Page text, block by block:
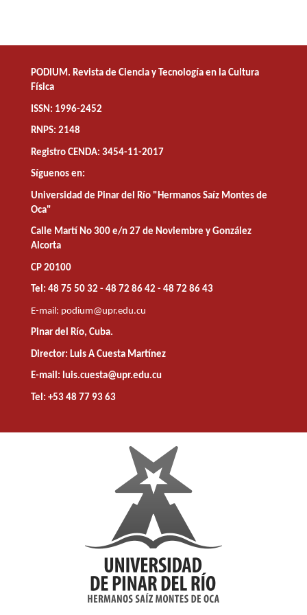
PODIUM. Revista de Ciencia y Tecnología en la Cultura
Física
ISSN: 1996-2452
RNPS: 2148
Registro CENDA: 3454-11-2017
Síguenos en:
Universidad de Pinar del Río "Hermanos Saíz Montes de
Oca"
Calle Martí No 300 e/n 27 de Noviembre y González
Alcorta
CP 20100
Tel: 48 75 50 32 - 48 72 86 42 - 48 72 86 43
E-mail: podium@upr.edu.cu
Pinar del Río, Cuba.
Director: Luis A Cuesta Martínez
E-mail: luis.cuesta@upr.edu.cu
Tel: +53 48 77 93 63